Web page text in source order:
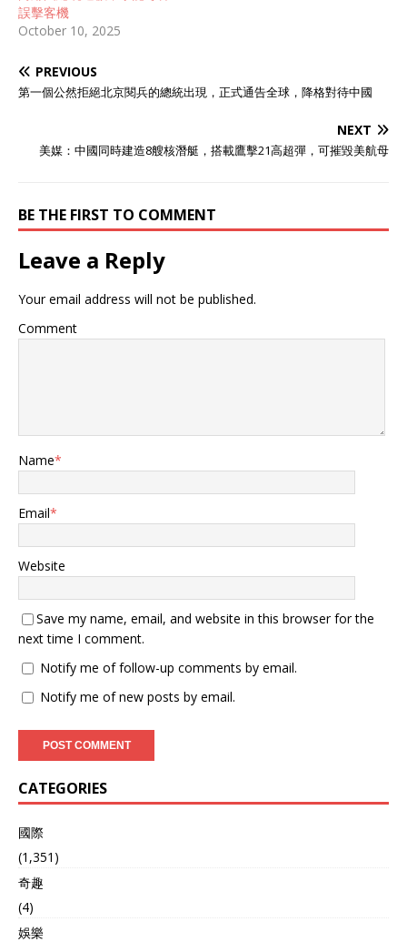
关系上，要知道亚美尼亚原
先在国际外交的版图上和俄
系，亚美尼亚曾将俄罗斯视
为集体安全条约体系中的战
一柄淬毒的利刃，彻底刺穿
索的地缘政治版图。 而在此
之后，亚美尼亚便开始有了
自己的想法，先是开始表示
自己的态度，表示自己先前
不应该将希望都加注在俄罗
斯的身上，由此可见亚美尼
亚是受了多大的刺激。 其实
在2023年爆发的地区冲突
中，俄罗斯的援助迟滞直接
导致亚美尼亚丧失了对该领
土的实际控制，这无疑加深
了亚美尼亚方面的挫败情
绪。 因为该地区的掌控权的
获得，不仅仅意味着亚美尼
亚能够继续拥有该地区的处
置能力，更是还意味着在战
役之中，自己是拥有战胜阿
塞拜疆的能力的。 可就是因
为俄罗斯的不及时援助，导
至是还成为了其他国家嘲笑
亚美尼亚的理由，因此对于
亚美尼亚来说，这场战役中
的俄罗斯的作为是亚美尼亚
所无法原谅的。 即使是俄罗
斯当时或许深陷在俄乌战役
之中，又或者是俄罗斯当时
的处境也是困难无从支援
亚美尼亚的不满。 随着冲突
余波平息，高加索地缘版图
正经历深刻重构，亚美尼亚
不仅对俄方主导的联合军事
行动频频亮起红灯，更在经
贸协作领域构筑起无形壁
誤擊客機
October 10, 2025
PREVIOUS
第一個公然拒絕北京閱兵的總統出現，正式通告全球，降格對待中國
NEXT
美媒：中國同時建造8艘核潛艇，搭載鷹擊21高超彈，可摧毀美航母
BE THE FIRST TO COMMENT
Leave a Reply
Your email address will not be published.
Comment
Name*
Email*
Website
Save my name, email, and website in this browser for the
next time I comment.
Notify me of follow-up comments by email.
Notify me of new posts by email.
CATEGORIES
國際
(1,351)
奇趣
(4)
娛樂